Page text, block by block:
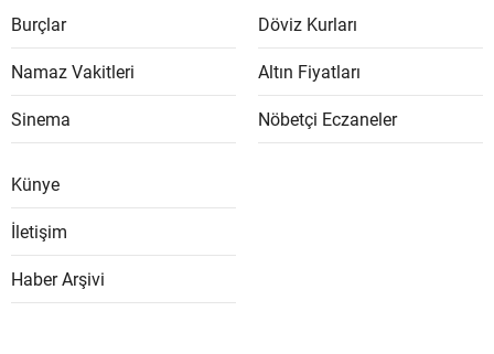
Burçlar
Namaz Vakitleri
Sinema
Döviz Kurları
Altın Fiyatları
Nöbetçi Eczaneler
Künye
İletişim
Haber Arşivi